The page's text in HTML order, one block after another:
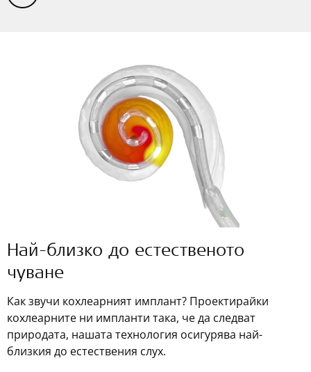
Най-близко до естественото
чуване
Как звучи кохлеарният имплант? Проектирайки
кохлеарните ни импланти така, че да следват
природата, нашата технология осигурява най-
близкия до естествения слух.